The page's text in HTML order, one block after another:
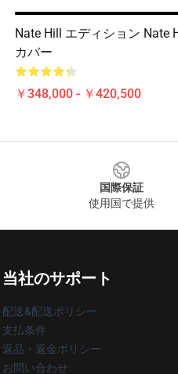
Nate Hill エディション Nate
カバー
￥348,000 - ￥420,500
国際保証
使用国で提供
当社のサポート
配送&配送ポリシー
支払条件
返品・返金ポリシー
お問い合わせ